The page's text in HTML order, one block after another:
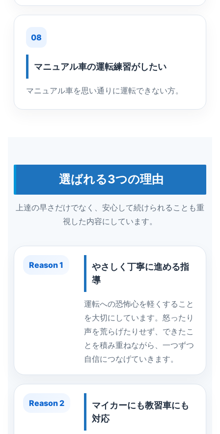
08
マニュアル車の運転練習がしたい
マニュアル車を思い通りに運転できない方。
選ばれる3つの理由
上達の早さだけでなく、安心して続けられることも重
視した内容にしています。
Reason 1
やさしく丁寧に進める指
導
運転への恐怖心を軽くすること
を大切にしています。怒ったり
声を荒らげたりせず、できたこ
とを積み重ねながら、一つずつ
自信につなげていきます。
Reason 2
マイカーにも教習車にも
対応